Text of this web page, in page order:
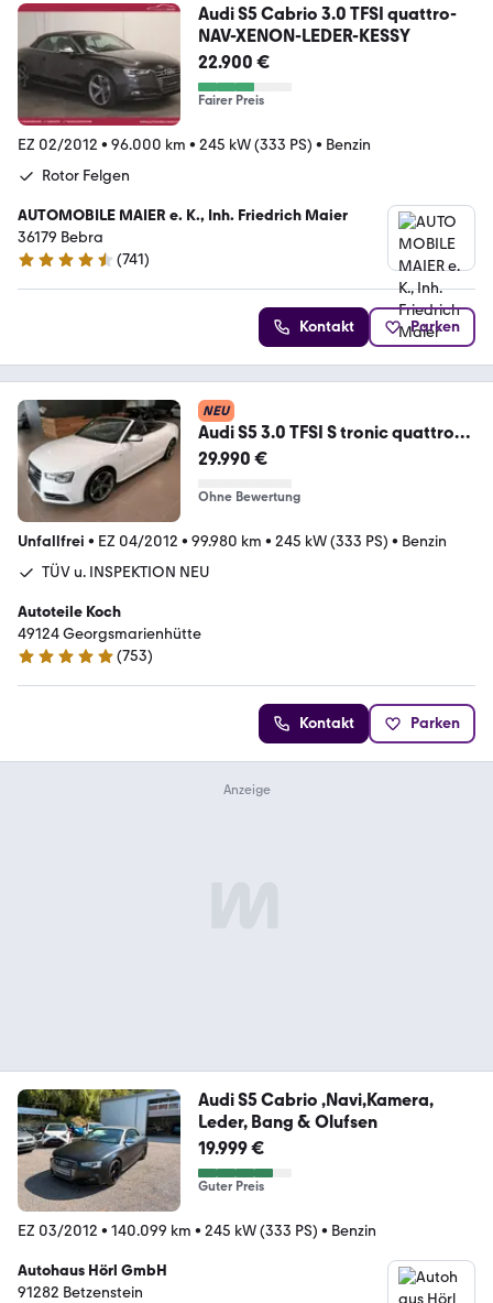
Audi S5 Cabrio 3.0 TFSI quattro-
NAV-XENON-LEDER-KESSY
22.900 €
Fairer Preis
EZ 02/2012 • 96.000 km • 245 kW (333 PS) • Benzin
Rotor Felgen
AUTOMOBILE MAIER e. K., Inh. Friedrich Maier
36179 Bebra
4.6 Sterne
(741)
Kontakt Parken
NEU
Audi S5 3.0 TFSI S tronic quattro
Cabriolet B&O NAVI
29.990 €
Ohne Bewertung
Unfallfrei • EZ 04/2012 • 99.980 km • 245 kW (333 PS) • Benzin
TÜV u. INSPEKTION NEU
Autoteile Koch
49124 Georgsmarienhütte
4.9 Sterne
(753)
Kontakt Parken
Audi S5 Cabrio ,Navi,Kamera,
Leder, Bang & Olufsen
19.999 €
Guter Preis
EZ 03/2012 • 140.099 km • 245 kW (333 PS) • Benzin
Autohaus Hörl GmbH
91282 Betzenstein